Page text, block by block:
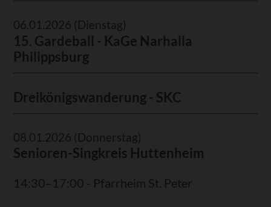
06.01.2026 (Dienstag)
15. Gardeball - KaGe Narhalla
Philippsburg
Dreikönigswanderung - SKC
08.01.2026 (Donnerstag)
Senioren-Singkreis Huttenheim
14:30–17:00 - Pfarrheim St. Peter